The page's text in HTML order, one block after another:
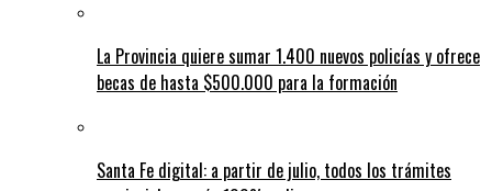
La Provincia quiere sumar 1.400 nuevos policías y ofrece
becas de hasta $500.000 para la formación
Santa Fe digital: a partir de julio, todos los trámites